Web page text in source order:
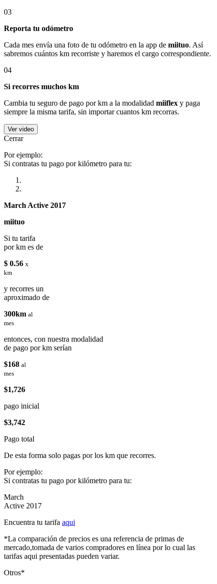
03
Reporta tu odómetro
Cada mes envía una foto de tu odómetro en la app de miituo. Así
sabremos cuántos km recorriste y haremos el cargo correspondiente.
04
Si recorres muchos km
Cambia tu seguro de pago por km a la modalidad miiflex y paga
siempre la misma tarifa, sin importar cuantos km recorras.
Ver video
Cerrar
Por ejemplo:
Si contratas tu pago por kilómetro para tu:
March Active 2017
miituo
Si tu tarifa
por km es de
$ 0.56 x
km
y recorres un
aproximado de
300km al
mes
entonces, con nuestra modalidad
de pago por km serían
$168 al
mes
$1,726
pago inicial
$3,742
Pago total
De esta forma solo pagas por los km que recorres.
Por ejemplo:
Si contratas tu pago por kilómetro para tu:
March
Active 2017
Encuentra tu tarifa aqui
*La comparación de precios es una referencia de primas de
mercado,tomada de varios compradores en línea por lo cual las
tarifas aqui presentadas pueden variar.
Otros*